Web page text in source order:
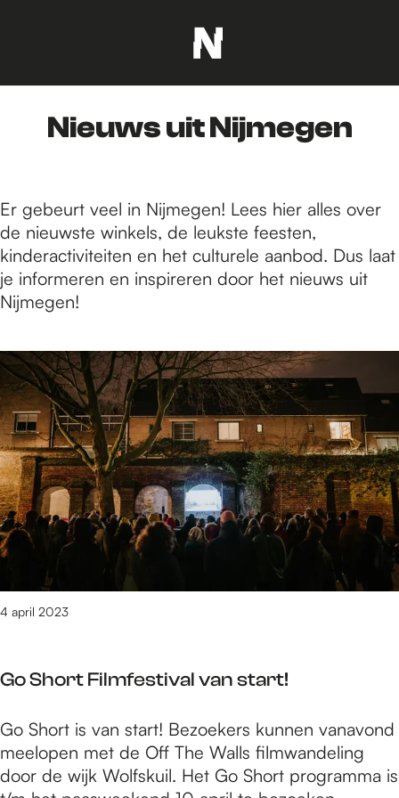
a
n
a
d
e
h
o
p
a
g
e
Nieuws uit Nijmegen
Er gebeurt veel in Nijmegen! Lees hier alles over
de nieuwste winkels, de leukste feesten,
kinderactiviteiten en het culturele aanbod. Dus laat
je informeren en inspireren door het nieuws uit
Nijmegen!
1
9
8
1
t
/
m
1
9
8
v
3
9
0
r
e
Go Short Filmfestival van start!
4 april 2023
G
o
S
Go Short is van start! Bezoekers kunnen vanavond
meelopen met de Off The Walls filmwandeling
door de wijk Wolfskuil. Het Go Short programma is